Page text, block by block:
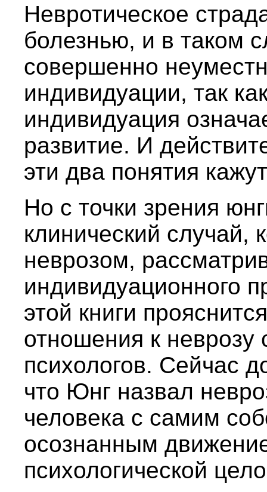
Невротическое
болезнью, и в таком
совершенно
индивидуации, так
индивидуация
развитие. И
эти два понятия
Но с точки зрения
клинический случай,
неврозом,
индивидуационного
этой книги
отношения к неврозу
психологов. Сейчас
что Юнг назвал
человека с самим
осознанным
психологической